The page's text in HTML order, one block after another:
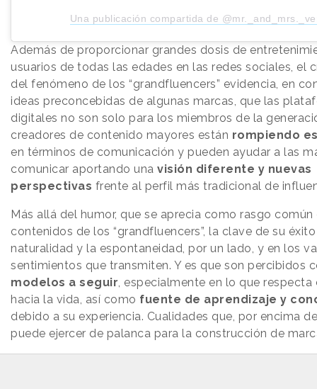
Una publicación compartida de
Además de proporcionar grandes dosis de
usuarios de todas las edades en las redes sociales, el
del fenómeno de los “grandfluencers” evidencia, en
ideas preconcebidas de algunas marcas, que las
digitales no son solo para los miembros de la
creadores de contenido mayores están rompiendo
en términos de comunicación y pueden ayudar a las
comunicar aportando una visión diferente y nuevas
perspectivas frente al perfil más tradicional de
Más allá del humor, que se aprecia como rasgo común
contenidos de los “grandfluencers”, la clave de su
naturalidad y la espontaneidad, por un lado, y en los
sentimientos que transmiten. Y es que son percibidos
modelos a seguir , especialmente en lo que
hacia la vida, así como fuente de aprendizaje y
debido a su experiencia. Cualidades que, por encima
puede ejercer de palanca para la construcción de